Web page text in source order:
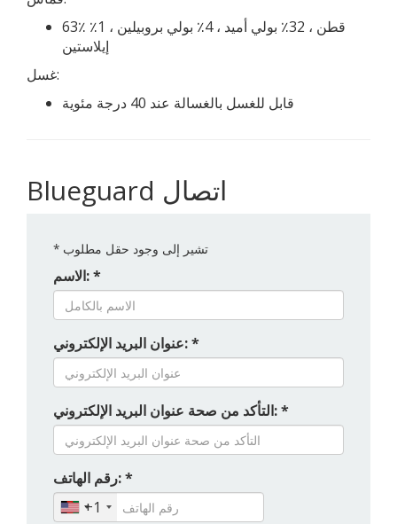
63٪ قطن ، 32٪ بولي أميد ، 4٪ بولي بروبيلين ، 1٪
إيلاستين
غسل:
قابل للغسل بالغسالة عند 40 درجة مئوية
Blueguard اتصال
* تشير إلى وجود حقل مطلوب
الاسم: *
عنوان البريد الإلكتروني: *
التأكد من صحة عنوان البريد الإلكتروني: *
رقم الهاتف: *
+1